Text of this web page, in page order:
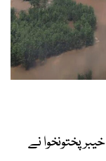
پختونخوا نے